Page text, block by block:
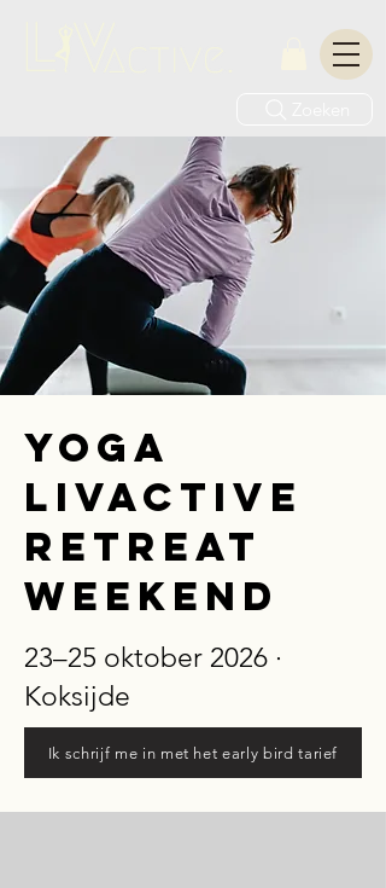
Yoga
LIVactive
Retreat
Weekend
23–25 oktober 2026 ·
Koksijde
Ik schrijf me in met het early bird tarief